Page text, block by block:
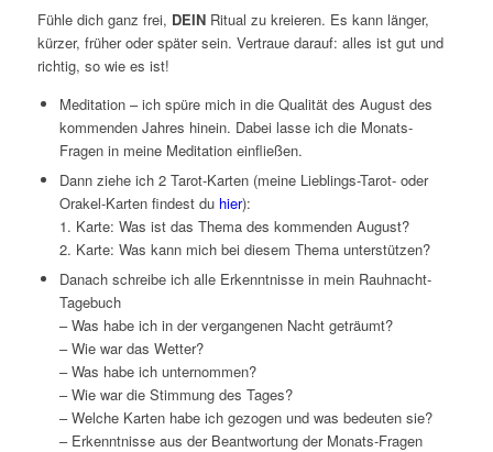
Fühle dich ganz frei, DEINRitual zu kreieren. Es kann länger,
kürzer, früher oder später sein. Vertraue darauf: alles ist gut und
richtig, so wie es ist!
Meditation – ich spüre mich in die Qualität des August des
kommenden Jahres hinein. Dabei lasse ich die Monats-
Fragen in meine Meditation einfließen.
Dann ziehe ich 2 Tarot-Karten (meine Lieblings-Tarot- oder
Orakel-Karten findest du hier):
1. Karte: Was ist das Thema des kommenden August?
2. Karte: Was kann mich bei diesem Thema unterstützen?
Danach schreibe ich alle Erkenntnisse in mein Rauhnacht-
Tagebuch
– Was habe ich in der vergangenen Nacht geträumt?
– Wie war das Wetter?
– Was habe ich unternommen?
– Wie war die Stimmung des Tages?
– Welche Karten habe ich gezogen und was bedeuten sie?
– Erkenntnisse aus der Beantwortung der Monats-Fragen